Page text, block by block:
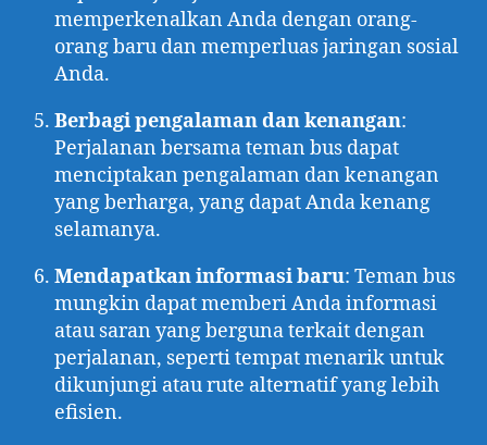
memperkenalkan Anda dengan orang-
orang baru dan memperluas jaringan sosial
Anda.
Berbagi pengalaman dan kenangan:
Perjalanan bersama teman bus dapat
menciptakan pengalaman dan kenangan
yang berharga, yang dapat Anda kenang
selamanya.
Mendapatkan informasi baru: Teman bus
mungkin dapat memberi Anda informasi
atau saran yang berguna terkait dengan
perjalanan, seperti tempat menarik untuk
dikunjungi atau rute alternatif yang lebih
efisien.